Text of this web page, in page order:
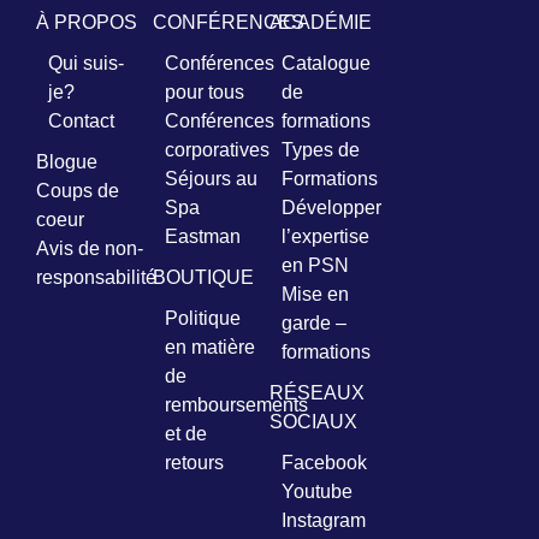
À PROPOS
Qui suis-
je?
Contact
Blogue
Coups de
coeur
Avis de non-
responsabilité
CONFÉRENCES
Conférences
pour tous
Conférences
corporatives
Séjours au
Spa
Eastman
BOUTIQUE
Politique
en matière
de
remboursements
et de
retours
ACADÉMIE
Catalogue
de
formations
Types de
Formations
Développer
l’expertise
en PSN
Mise en
garde –
formations
RÉSEAUX
SOCIAUX
Facebook
Youtube
Instagram
Prénom
*
*
Vous
pourrez
désabonner